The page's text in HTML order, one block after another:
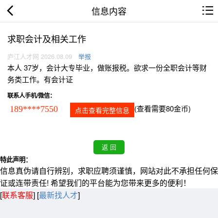
信息内容
求职会计及相关工作
庐江人才网 2026.08.09 举报
本人 37岁，会计大专毕业，做账报税。欲求一份全职会计等财
务类工作。有会计证
联系人手机/微信：
189****7550 点击查看完整信息 (查看需要80金币)
特此声明：
信息真伪请自行辨别，求职应聘须谨慎，网站对此不承担任何保
证或连带责任! 希望我们的平台能为您带来更多的便利！
[联系客服] [最新找人才]